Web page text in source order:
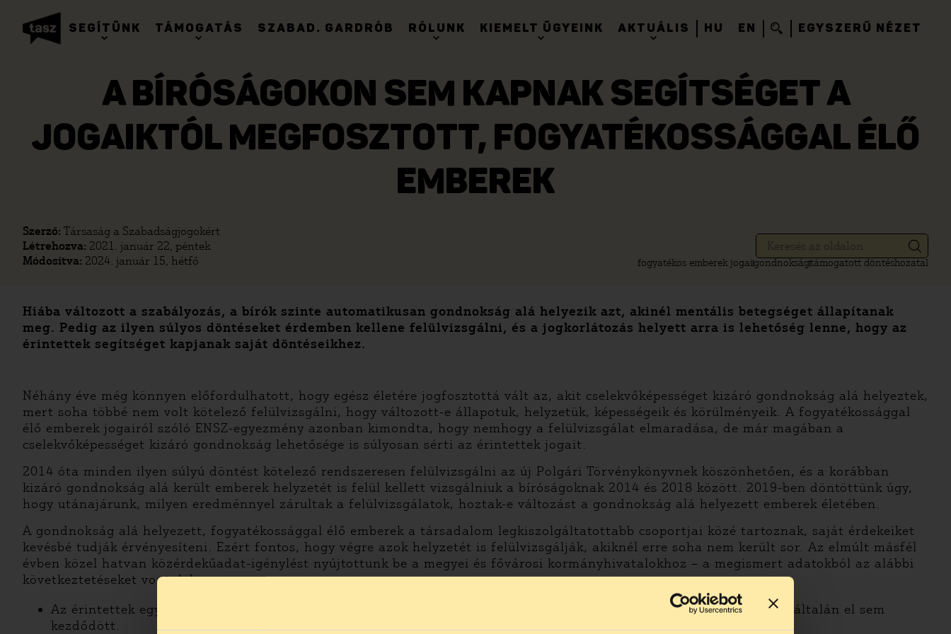
SEGÍTÜNK TÁMOGATÁS SZABAD. GARDRÓB RÓLUNK KIEMELT ÜGYEINK AKTUÁLIS HU EN EGYSZERŰ NÉZET
A BÍRÓSÁGOKON SEM KAPNAK SEGÍTSÉGET A
JOGAIKTÓL MEGFOSZTOTT, FOGYATÉKOSSÁGGAL ÉLŐ
EMBEREK
Szerző: Társaság a Szabadságjogokért
Létrehozva: 2021. január 22, péntek
Módosítva: 2024. január 15, hétfő fogyatékos emberek jogaigondnokságtámogatott döntéshozatal
Hiába változott a szabályozás, a bírók szinte automatikusan gondnokság alá helyezik azt, akinél mentális betegséget állapítanak
meg. Pedig az ilyen súlyos döntéseket érdemben kellene felülvizsgálni, és a jogkorlátozás helyett arra is lehetőség lenne, hogy az
érintettek segítséget kapjanak saját döntéseikhez.
Néhány éve még könnyen előfordulhatott, hogy egész életére jogfosztottá vált az, akit cselekvőképességet kizáró gondnokság alá helyeztek,
mert soha többé nem volt kötelező felülvizsgálni, hogy változott-e állapotuk, helyzetük, képességeik és körülményeik. A fogyatékossággal
élő emberek jogairól szóló ENSZ-egyezmény azonban kimondta, hogy nemhogy a felülvizsgálat elmaradása, de már magában a
cselekvőképességet kizáró gondnokság lehetősége is súlyosan sérti az érintettek jogait.
2014 óta minden ilyen súlyú döntést kötelező rendszeresen felülvizsgálni az új Polgári Törvénykönyvnek köszönhetően, és a korábban
kizáró gondnokság alá került emberek helyzetét is felül kellett vizsgálniuk a bíróságoknak 2014 és 2018 között. 2019-ben döntöttünk úgy,
hogy utánajárunk, milyen eredménnyel zárultak a felülvizsgálatok, hoztak-e változást a gondnokság alá helyezett emberek életében.
A gondnokság alá helyezett, fogyatékossággal élő emberek a társadalom legkiszolgáltatottabb csoportjai közé tartoznak, saját érdekeiket
kevésbé tudják érvényesíteni. Ezért fontos, hogy végre azok helyzetét is felülvizsgálják, akiknél erre soha nem került sor. Az elmúlt másfél
évben közel hatvan közérdekűadat-igénylést nyújtottunk be a megyei és fővárosi kormányhivatalokhoz – a megismert adatokból az alábbi
következtetéseket vontuk le:
Az érintettek egyötödének esetében a felülvizsgálat a törvényben rögzített határidőn túl indult meg, vagy még egyáltalán el sem
kezdődött.